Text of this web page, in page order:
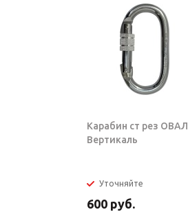
Карабин ст рез ОВАЛ |
Вертикаль
Уточняйте
600 руб.